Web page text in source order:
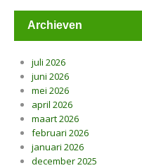
Archieven
juli 2026
juni 2026
mei 2026
april 2026
maart 2026
februari 2026
januari 2026
december 2025